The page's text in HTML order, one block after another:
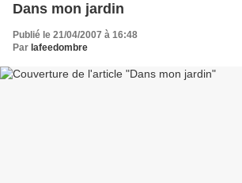
Dans mon jardin
Publié le 21/04/2007 à 16:48
Par lafeedombre